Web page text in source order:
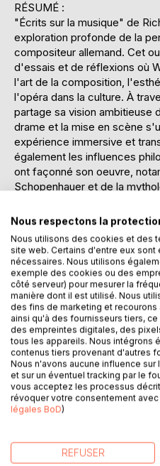
RÉSUMÉ :
"Écrits sur la musique" de
exploration profonde de la
compositeur allemand. Cet
d'essais et de réflexions où
l'art de la composition,
l'opéra dans la culture. À
partage sa vision ambitieuse
drame et la mise en scène
expérience immersive et
également les influences
ont façonné son oeuvre,
Schopenhauer et de la
essentiel pour comprendre
XIXe siècle et l'impact
générations futures de
découvriront comment
son temps pour établir une
en explorant les tensions
une prose riche et
offre une fenêtre unique sur
l'héritage continue
contemporaine.
L'AUTEUR :
Richard Wagner, né le 22 mai
figures les plus influentes de
Compositeur, chef
Nibelung", "Tristan et Isolde"
révolutionnaire de l'opéra,
Nous respectons la
Nous utilisons des cookies et des
site web. Certains d'entre eux
nécessaires. Nous utilisons
exemple des cookies ou des
côté serveur) pour mesurer la
manière dont il est utilisé. Nous
des fins de marketing et
ainsi qu'à des fournisseurs tiers,
des empreintes digitales, des
tous les appareils. Nous intégrons
contenus tiers provenant d'autres
Nous n'avons aucune influence
et sur un éventuel tracking par le
vous acceptez les processus
révoquer votre consentement
légales BoD)
REFUSER